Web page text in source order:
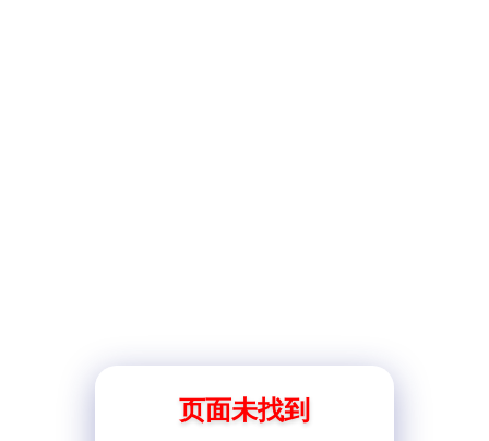
页面未找到